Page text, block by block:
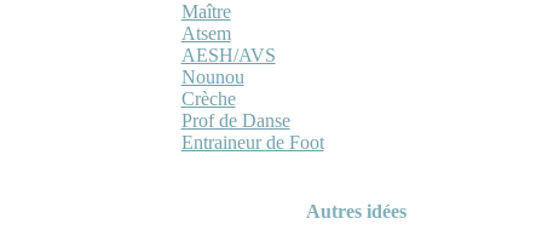
Maître
Atsem
AESH/AVS
Nounou
Crèche
Prof de Danse
Entraineur de Foot
Autres idées